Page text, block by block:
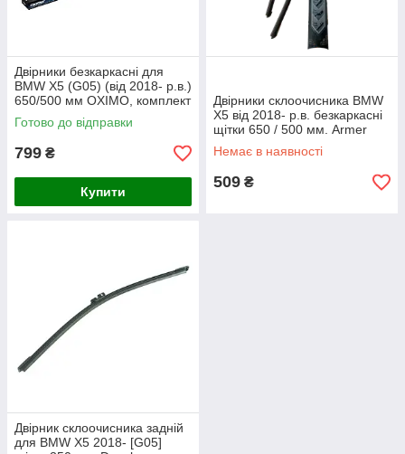
Двірники безкаркасні для
BMW X5 (G05) (від 2018- р.в.)
650/500 мм OXIMO, комплект
склоочисників (2 шт)
Готово до відправки
799 ₴
Купити
Двірники склоочисника BMW
X5 від 2018- р.в. безкаркасні
щітки 650 / 500 мм. Armer
(комплект 2 шт.)
Немає в наявності
509 ₴
Двірник склоочисника задній
для BMW X5 2018- [G05]